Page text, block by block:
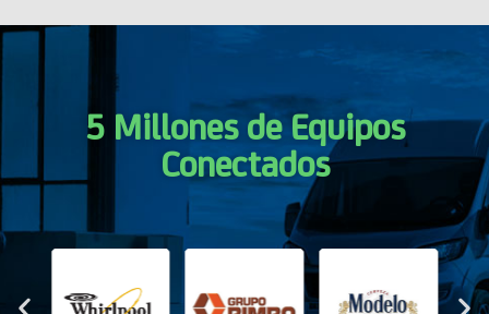
5 Millones de Equipos
Conectados